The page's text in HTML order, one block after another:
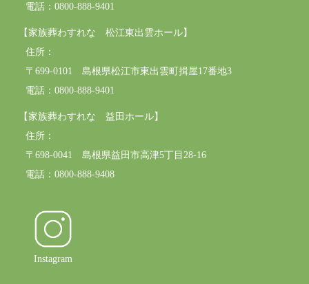
電話：0800-888-9401
【家族葬わすれな 松江東出雲ホール】
住所：
〒699-0101 島根県松江市東出雲町揖屋17番地3
電話：0800-888-9401
【家族葬わすれな 益田ホール】
住所：
〒698-0041 島根県益田市高津5丁目28-16
電話：0800-888-9408
Instagram